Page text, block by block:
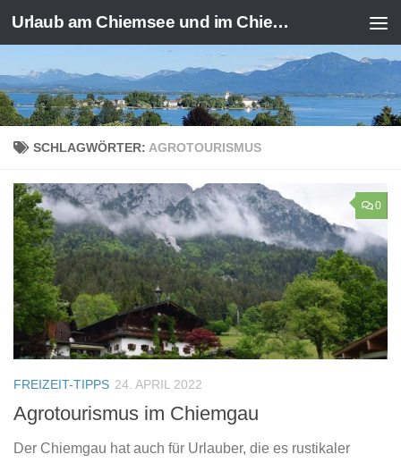
Zum Inhalt springen Urlaub am Chiemsee und im Chiemgau
SCHLAGWÖRTER: AGROTOURISMUS
0
FREIZEIT-TIPPS 24. APRIL 2022
Agrotourismus im Chiemgau
Der Chiemgau hat auch für Urlauber, die es rustikaler